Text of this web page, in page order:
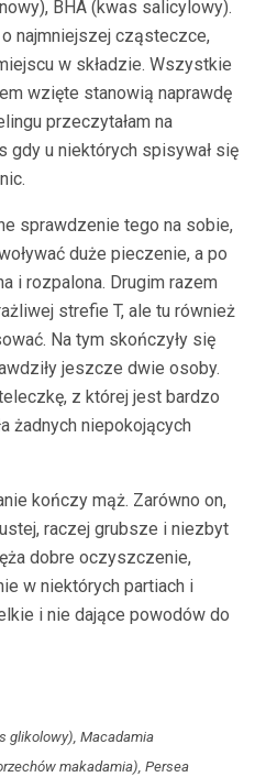
BHA (kwas salicylowy).
najmniejszej cząsteczce,
w składzie. Wszystkie
wzięte stanowią naprawdę
przeczytałam na
gdy u niektórych spisywał się
sprawdzenie tego na sobie,
duże pieczenie, a po
i rozpalona. Drugim razem
strefie T, ale tu również
Na tym skończyły się
jeszcze dwie osoby.
z której jest bardzo
żadnych niepokojących
kończy mąż. Zarówno on,
raczej grubsze i niezbyt
dobre oczyszczenie,
w niektórych partiach i
i nie dające powodów do
glikolowy), Macadamia
makadamia), Persea